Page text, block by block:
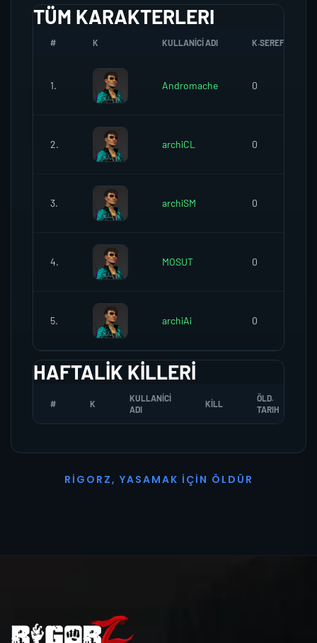
TÜM KARAKTERLERI
# K KULLANICI ADI K.SEREFI
1. Andromache 0
2. archiCL 0
3. archiSM 0
4. MOSUT 0
5. archiAi 0
HAFTALIK KILLERI
# K
KULLANICI
ADI
KILL
ÖLD.
TARIH
R I G O R Z, YASAMAK İ ÇI N Ö L D Ü R